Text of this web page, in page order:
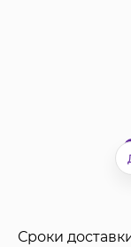
Сроки